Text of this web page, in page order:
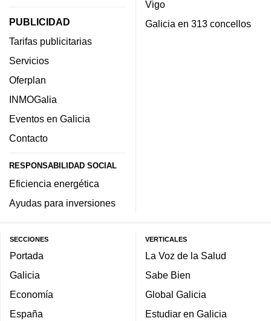
PUBLICIDAD
Tarifas publicitarias
Servicios
Oferplan
INMOGalia
Eventos en Galicia
Contacto
RESPONSABILIDAD SOCIAL
Eficiencia energética
Ayudas para inversiones
Vigo
Galicia en 313 concellos
SECCIONES
Portada
Galicia
Economía
España
VERTICALES
La Voz de la Salud
Sabe Bien
Global Galicia
Estudiar en Galicia